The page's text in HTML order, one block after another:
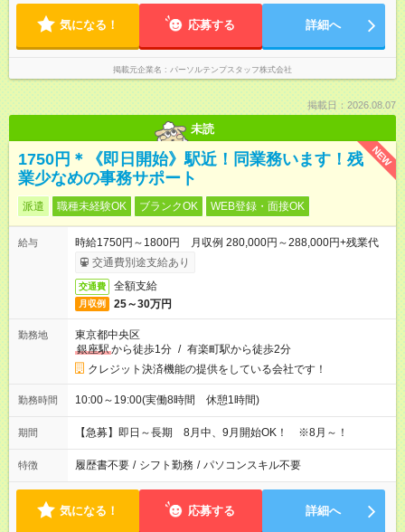
気になる！ 応募する 詳細へ
掲載元企業名 パーソルテンプスタッフ株式会社
掲載日：2026.08.07
未読
NEW
1750円＊《即日開始》駅近！同業務います！残
業少なめの事務サポート
派遣 職種未経験OK ブランクOK WEB登録・面接OK
給与
時給1750円～1800円 月収例 280,000円～288,000円+残業代
交通費別途支給あり
交通費 全額支給
月収例 25～30万円
勤務地
東京都中央区
銀座駅から徒歩1分 / 有楽町駅から徒歩2分
クレジット決済機能の提供をしている会社です！
勤務時間 10:00～19:00(実働8時間 休憩1時間)
期間 【急募】即日～長期 8月中、9月開始OK！ ※8月～！
特徴 履歴書不要 / シフト勤務 / パソコンスキル不要
気になる！ 応募する 詳細へ